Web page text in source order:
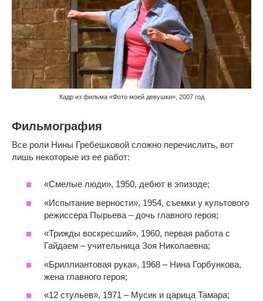
Кадр из фильма «Фото моей девушки», 2007 год
Фильмография
Все роли Нины Гребешковой сложно перечислить, вот
лишь некоторые из ее работ:
«Смелые люди», 1950, дебют в эпизоде;
«Испытание верности», 1954, съемки у культового
режиссера Пырьева – дочь главного героя;
«Трижды воскресший», 1960, первая работа с
Гайдаем – учительница Зоя Николаевна;
«Бриллиантовая рука», 1968 – Нина Горбункова,
жена главного героя;
«12 стульев», 1971 – Мусик и царица Тамара;